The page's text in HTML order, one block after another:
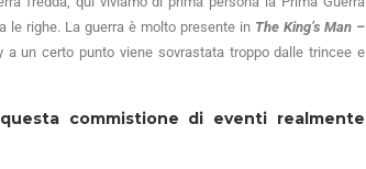
le righe. La guerra è molto presente in The King’s Man –
un certo punto viene sovrastata troppo dalle trincee e
commistione di eventi realmente